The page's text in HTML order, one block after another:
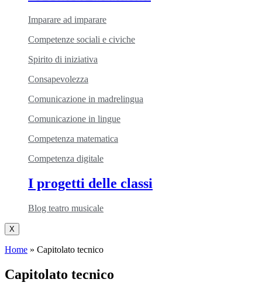
Imparare ad imparare
Competenze sociali e civiche
Spirito di iniziativa
Consapevolezza
Comunicazione in madrelingua
Comunicazione in lingue
Competenza matematica
Competenza digitale
I progetti delle classi
Blog teatro musicale
X
Home » Capitolato tecnico
Capitolato tecnico